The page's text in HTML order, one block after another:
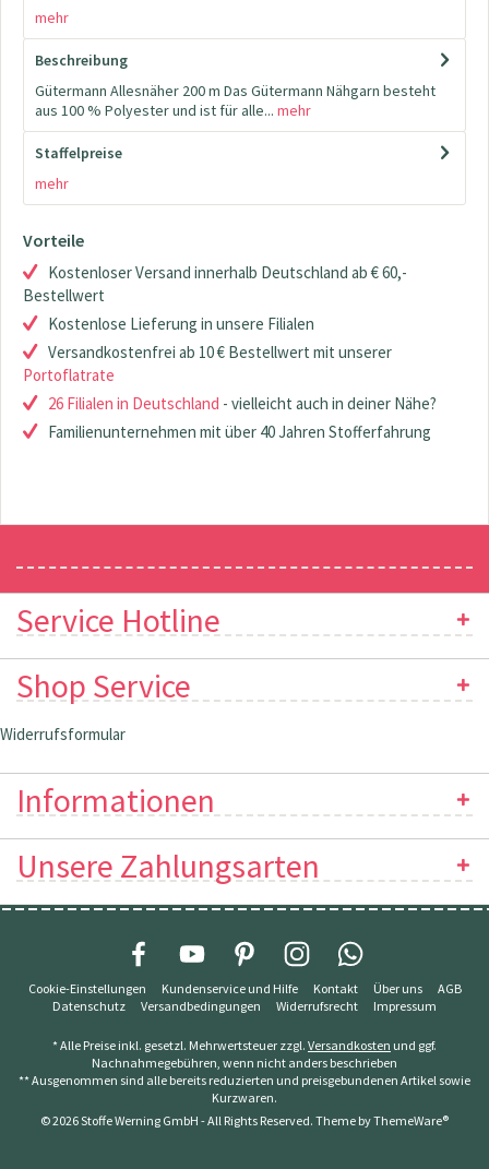
mehr
Beschreibung
Gütermann Allesnäher 200 m Das Gütermann Nähgarn besteht
aus 100 % Polyester und ist für alle... mehr
Staffelpreise
mehr
Vorteile
Kostenloser Versand innerhalb Deutschland ab € 60,-
Bestellwert
Kostenlose Lieferung in unsere Filialen
Versandkostenfrei ab 10 € Bestellwert mit unserer
Portoflatrate
26 Filialen in Deutschland - vielleicht auch in deiner Nähe?
Familienunternehmen mit über 40 Jahren Stofferfahrung
Service Hotline
Shop Service
Widerrufsformular
Informationen
Unsere Zahlungsarten
Cookie-Einstellungen Kundenservice und Hilfe Kontakt Über uns
AGB
Datenschutz
Versandbedingungen Widerrufsrecht Impressum
* Alle Preise inkl. gesetzl. Mehrwertsteuer zzgl. Versandkosten und ggf.
Nachnahmegebühren, wenn nicht anders beschrieben
** Ausgenommen sind alle bereits reduzierten und preisgebundenen Artikel sowie
Kurzwaren.
© 2026 Stoffe Werning GmbH - All Rights Reserved. Theme byThemeWare®